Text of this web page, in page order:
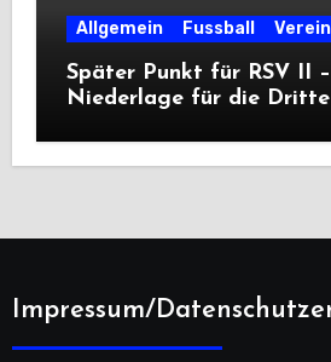
Allgemein Fussball Verein
Später Punkt für RSV II
Niederlage für die Dritte
Impressum/